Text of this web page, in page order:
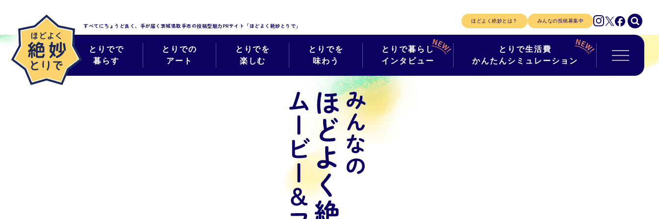
すべてにちょうど良く、手が届く 茨城県取手市の投稿型魅力PRサイト「ほどよく絶妙とりで」
ほどよく絶妙とは？ みんなの投稿募集中
とりでで
暮らす
とりでの
アート
とりでを
楽しむ
とりでを
味わう
とりで暮らし
インタビュー
とりで生活費
かんたんシミュレーション